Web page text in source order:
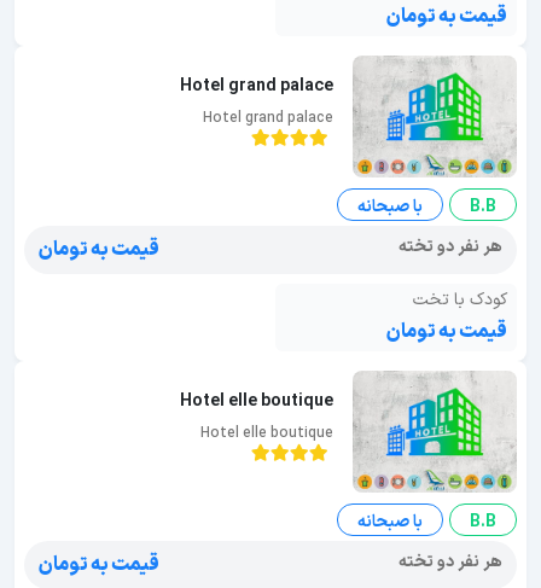
قیمت به تومان
Hotel grand palace
Hotel grand palace
B.B
با صبحانه
هر نفر دو تخته
قیمت به تومان
کودک با تخت
قیمت به تومان
Hotel elle boutique
Hotel elle boutique
B.B
با صبحانه
هر نفر دو تخته
قیمت به تومان